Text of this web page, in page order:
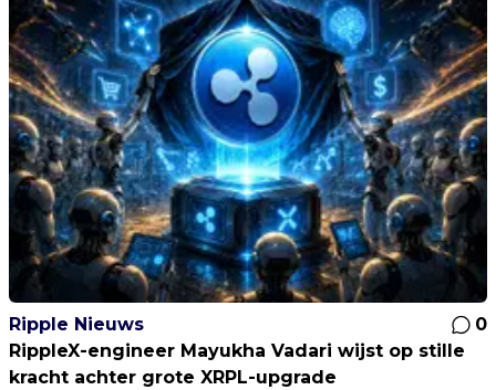
Ripple Nieuws
0
RippleX-engineer Mayukha Vadari wijst op stille
kracht achter grote XRPL-upgrade